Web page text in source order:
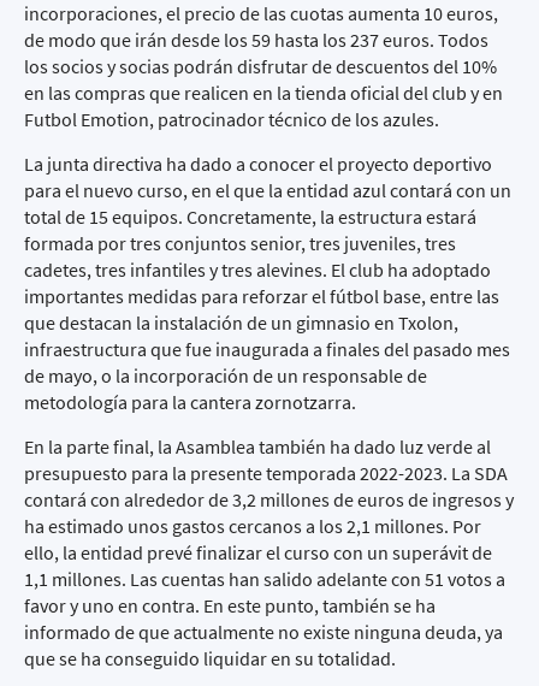
incorporaciones, el precio de las cuotas aumenta 10 euros,
de modo que irán desde los 59 hasta los 237 euros. Todos
los socios y socias podrán disfrutar de descuentos del 10%
en las compras que realicen en la tienda oficial del club y en
Futbol Emotion, patrocinador técnico de los azules.
La junta directiva ha dado a conocer el proyecto deportivo
para el nuevo curso, en el que la entidad azul contará con un
total de 15 equipos. Concretamente, la estructura estará
formada por tres conjuntos senior, tres juveniles, tres
cadetes, tres infantiles y tres alevines. El club ha adoptado
importantes medidas para reforzar el fútbol base, entre las
que destacan la instalación de un gimnasio en Txolon,
infraestructura que fue inaugurada a finales del pasado mes
de mayo, o la incorporación de un responsable de
metodología para la cantera zornotzarra.
En la parte final, la Asamblea también ha dado luz verde al
presupuesto para la presente temporada 2022-2023. La SDA
contará con alrededor de 3,2 millones de euros de ingresos y
ha estimado unos gastos cercanos a los 2,1 millones. Por
ello, la entidad prevé finalizar el curso con un superávit de
1,1 millones. Las cuentas han salido adelante con 51 votos a
favor y uno en contra. En este punto, también se ha
informado de que actualmente no existe ninguna deuda, ya
que se ha conseguido liquidar en su totalidad.